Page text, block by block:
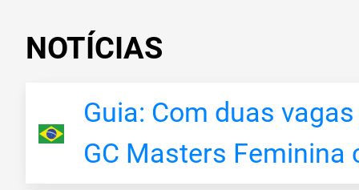
NOTÍCIAS
Guia: Com duas
GC Masters